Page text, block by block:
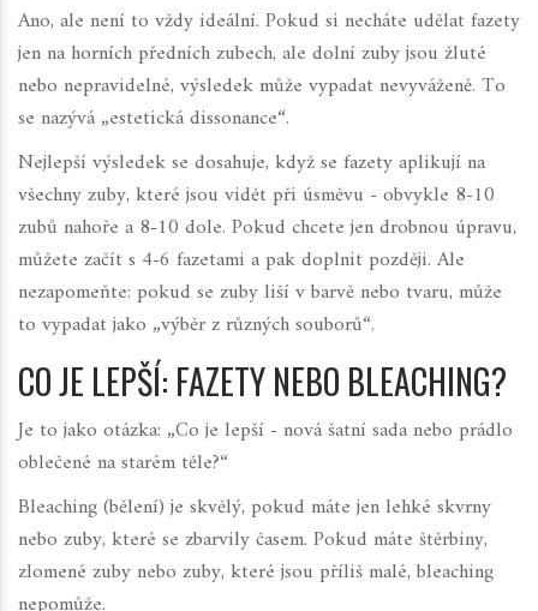
Ano, ale není to vždy ideální. Pokud si necháte udělat fazety
jen na horních předních zubech, ale dolní zuby jsou žluté
nebo nepravidelné, výsledek může vypadat nevyváženě. To
se nazývá „estetická dissonance“.
Nejlepší výsledek se dosahuje, když se fazety aplikují na
všechny zuby, které jsou vidět při úsměvu - obvykle 8-10
zubů nahoře a 8-10 dole. Pokud chcete jen drobnou úpravu,
můžete začít s 4-6 fazetami a pak doplnit později. Ale
nezapomeňte: pokud se zuby liší v barvě nebo tvaru, může
to vypadat jako „výběr z různých souborů“.
CO JE LEPŠÍ: FAZETY NEBO BLEACHING?
Je to jako otázka: „Co je lepší - nová šatní sada nebo prádlo
oblečené na starém těle?“
Bleaching (bělení) je skvělý, pokud máte jen lehké skvrny
nebo zuby, které se zbarvily časem. Pokud máte štěrbiny,
zlomené zuby nebo zuby, které jsou příliš malé, bleaching